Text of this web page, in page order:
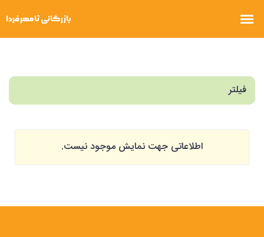
فیلتر
اطلاعاتی جهت نمایش موجود نیست.